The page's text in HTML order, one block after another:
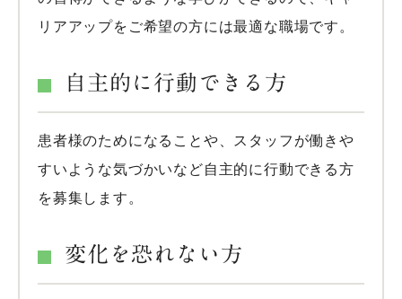
リアアップをご希望の方には最適な職場です。
自主的に行動できる方
患者様のためになることや、スタッフが働きや
すいような気づかいなど自主的に行動できる方
を募集します。
変化を恐れない方